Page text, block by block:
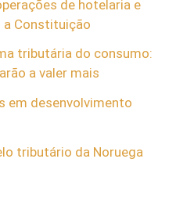
de hotelaria e
a Constituição
tributária do consumo:
a valer mais
em desenvolvimento
tributário da Noruega